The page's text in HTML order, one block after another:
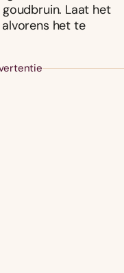
Laat het
het te